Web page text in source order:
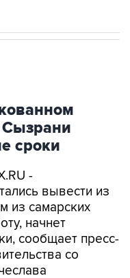
сроки
-
вывести из
из самарских
начнет
сообщает пресс-
со